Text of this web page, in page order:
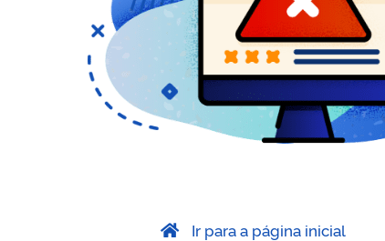
Ir para a página inicial